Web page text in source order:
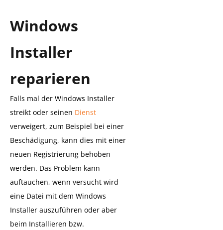
Windows
Installer
reparieren
Falls mal der Windows Installer
streikt oder seinen Dienst
verweigert, zum Beispiel bei einer
Beschädigung, kann dies mit einer
neuen Registrierung behoben
werden. Das Problem kann
auftauchen, wenn versucht wird
eine Datei mit dem Windows
Installer auszuführen oder aber
beim Installieren bzw.